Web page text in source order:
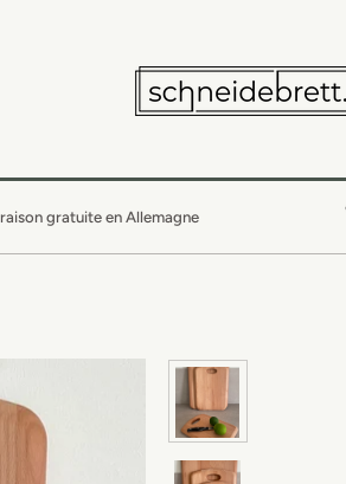
gratuite en Allemagne